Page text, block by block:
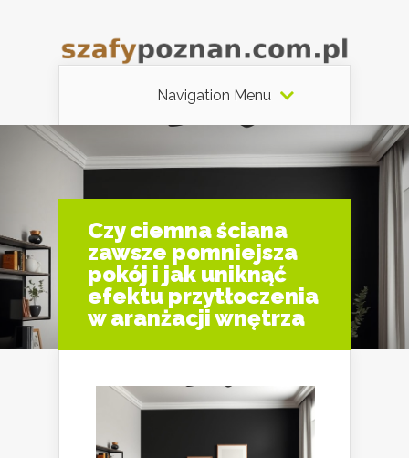
Navigation Menu
Czy ciemna ściana
zawsze pomniejsza
pokój i jak uniknąć
efektu przytłoczenia
w aranżacji wnętrza